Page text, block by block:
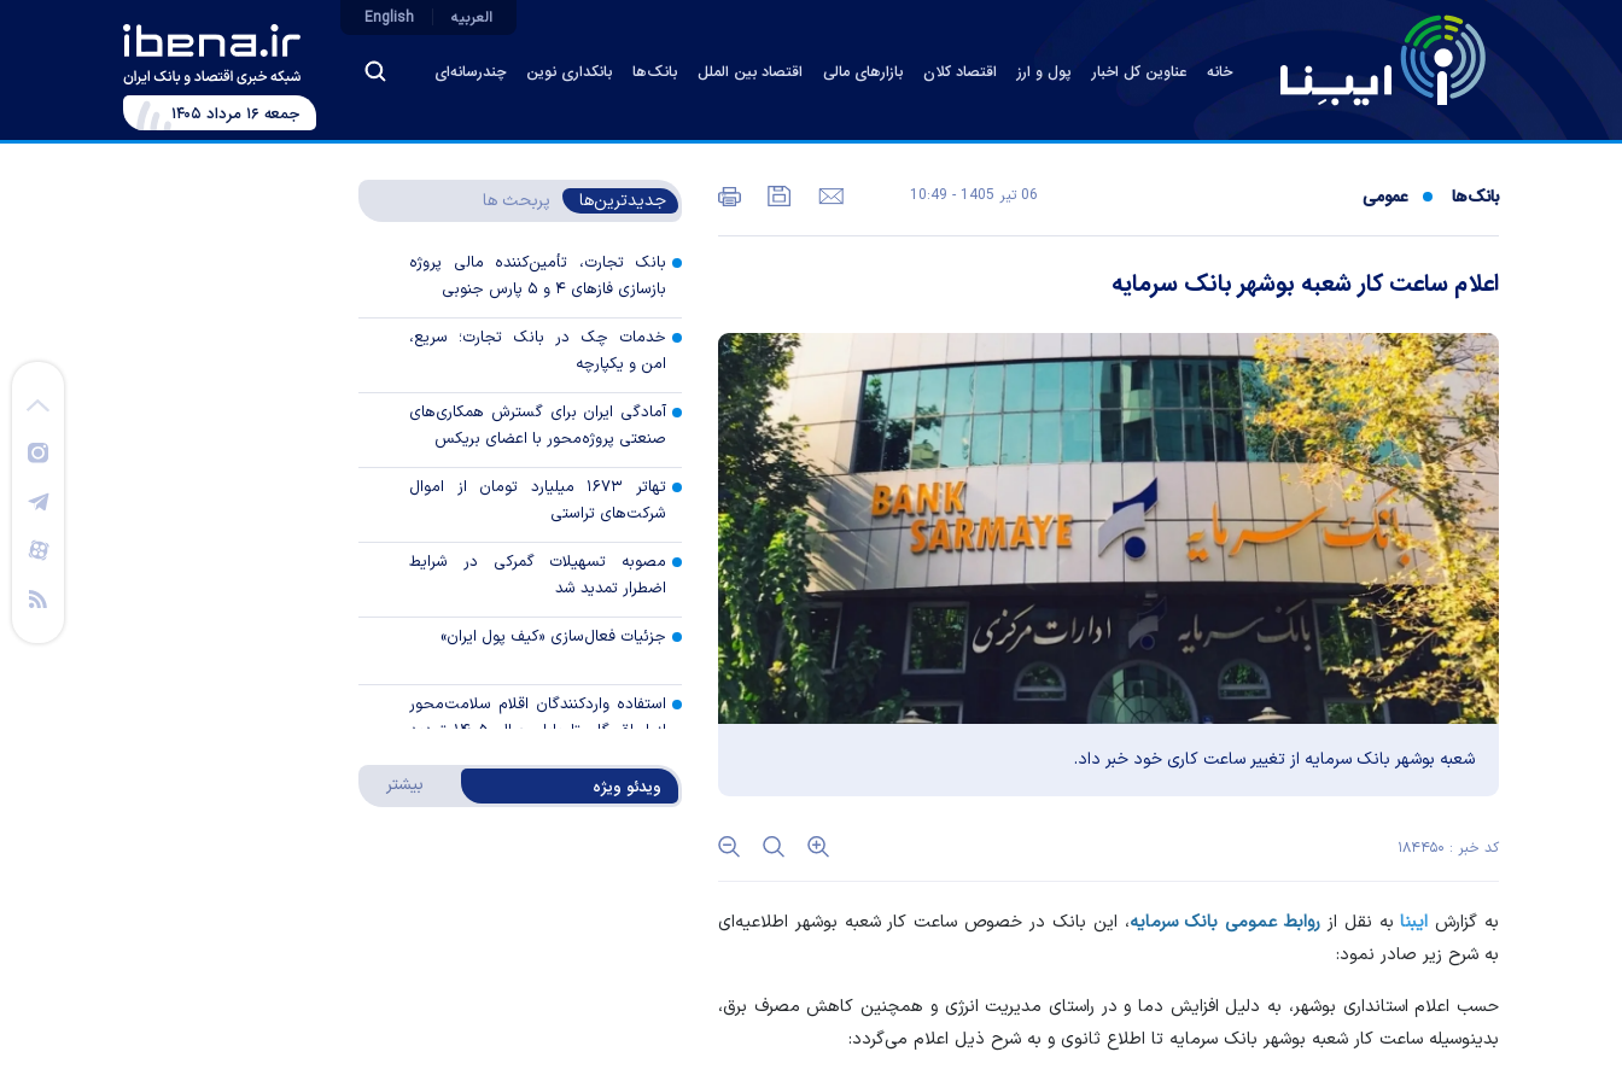
خانه عناوین کل اخبار پول و ارز اقتصاد کلان بازارهای مالی اقتصاد بین الملل بانک‌ها بانکداری نوین چندرسانه‌ای
العربیه English
جمعه ۱۶ مرداد ۱۴۰۵
بانک‌ها عمومی 06 تير 1405 - 10:49
اعلام ساعت کار شعبه بوشهر بانک سرمایه
شعبه بوشهر بانک سرمایه از تغییر ساعت کاری خود خبر داد.
کد خبر : ۱۸۴۴۵۰
به گزارش ایبنا به نقل از روابط عمومی بانک سرمایه، این بانک در خصوص ساعت کار شعبه بوشهر اطلاعیه‌ای
به شرح زیر صادر نمود:
حسب اعلام استانداری بوشهر، به دلیل افزایش دما و در راستای مدیریت انرژی و همچنین کاهش مصرف برق،
بدینوسیله ساعت کار شعبه بوشهر بانک سرمایه تا اطلاع ثانوی و به شرح ذیل اعلام می‌گردد:
جدیدترین‌ها پربحث ها
بانک تجارت، تأمین‌کننده مالی پروژه
بازسازی فاز‌های ۴ و ۵ پارس جنوبی
خدمات چک در بانک تجارت؛ سریع،
امن و یکپارچه
آمادگی ایران برای گسترش همکاری‌های
صنعتی پروژه‌محور با اعضای بریکس
تهاتر ۱۶۷۳ میلیارد تومان از اموال
شرکت‌های تراستی
مصوبه تسهیلات گمرکی در شرایط
اضطرار تمدید شد
جزئیات فعال‌سازی «کیف پول ایران»
استفاده واردکنندگان اقلام سلامت‌محور
از اوراق گام تا پایان سال ۱۴۰۵ تمدید
رالی وال‌استریت، آسیا را تکان داد
ویدئو ویژه بیشتر درباره ویدئو ویژه